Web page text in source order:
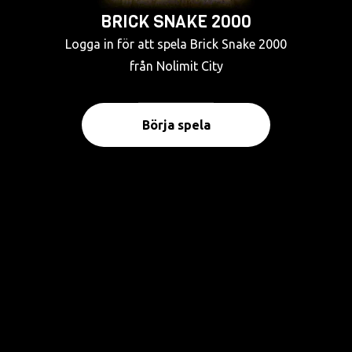
BRICK SNAKE 2000
Logga in för att spela Brick Snake 2000
från Nolimit City
Börja spela